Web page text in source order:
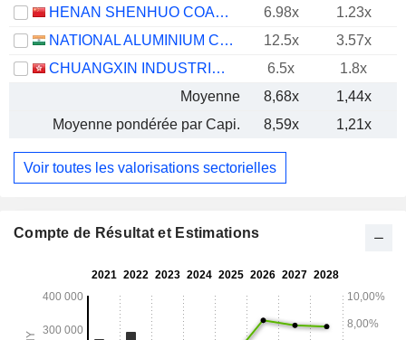
HENAN SHENHUO COAL INDUSTRY AND ELECTRICITY POWER CO. LTD
6.98x
1.23x
NATIONAL ALUMINIUM COMPANY LIMITED
12.5x
3.57x
CHUANGXIN INDUSTRIES HOLDINGS LIMITED
6.5x
1.8x
Moyenne
8,68x
1,44x
Moyenne pondérée par Capi.
8,59x 1,21x
Voir toutes les valorisations sectorielles
Compte de Résultat et Estimations